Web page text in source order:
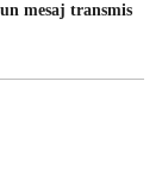
mesaj transmis